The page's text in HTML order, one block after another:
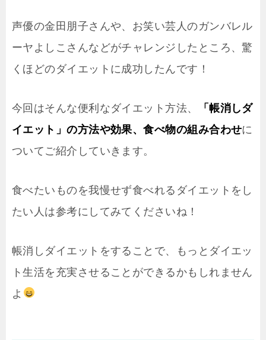
声優の金田朋子さんや、お笑い芸人のガンバレル
ーヤよしこさんなどがチャレンジしたところ、驚
くほどのダイエットに成功したんです！
今回はそんな便利なダイエット方法、
「帳消しダ
イエット」の方法や効果、食べ物の組み合わせに
ついてご紹介していきます。
食べたいものを我慢せず食べれるダイエットをし
たい人は参考にしてみてくださいね！
帳消しダイエットをすることで、もっとダイエッ
ト生活を充実させることができるかもしれません
よ